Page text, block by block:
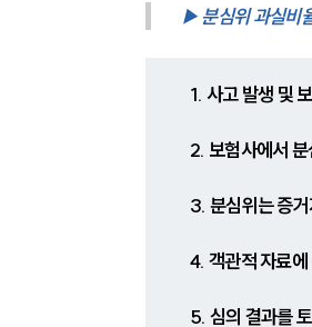
▶ 분심위 과실비
1. 사고 발생 및
2. 보험사에서
3. 분심위는 증
4. 객관적 자료
5. 심의 결과를